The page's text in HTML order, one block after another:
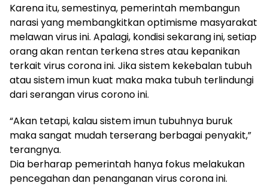
Karena itu, semestinya, pemerintah membangun
narasi yang membangkitkan optimisme masyarakat
melawan virus ini. Apalagi, kondisi sekarang ini, setiap
orang akan rentan terkena stres atau kepanikan
terkait virus corona ini. Jika sistem kekebalan tubuh
atau sistem imun kuat maka maka tubuh terlindungi
dari serangan virus corono ini.
“Akan tetapi, kalau sistem imun tubuhnya buruk
maka sangat mudah terserang berbagai penyakit,”
terangnya.
Dia berharap pemerintah hanya fokus melakukan
pencegahan dan penanganan virus corona ini.